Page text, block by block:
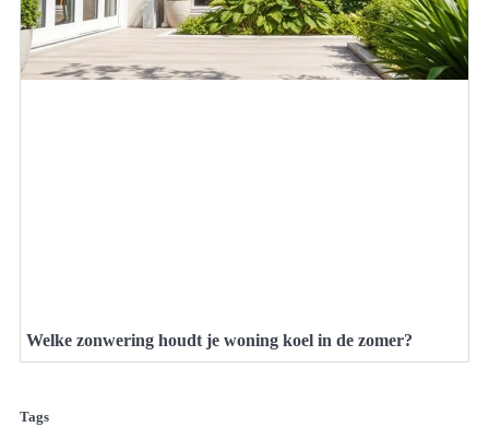
Welke zonwering houdt je woning koel in de zomer?
Tags